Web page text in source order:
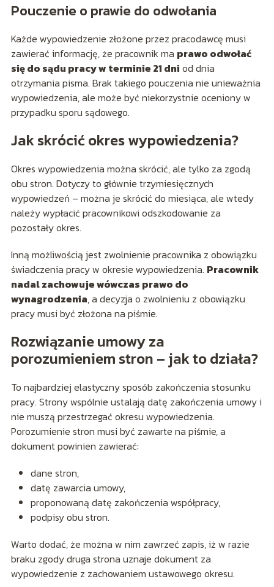
Pouczenie o prawie do odwołania
Każde wypowiedzenie złożone przez pracodawcę musi
zawierać informację, że pracownik ma prawo odwołać
się do sądu pracy w terminie 21 dni od dnia
otrzymania pisma. Brak takiego pouczenia nie unieważnia
wypowiedzenia, ale może być niekorzystnie oceniony w
przypadku sporu sądowego.
Jak skrócić okres wypowiedzenia?
Okres wypowiedzenia można skrócić, ale tylko za zgodą
obu stron. Dotyczy to głównie trzymiesięcznych
wypowiedzeń – można je skrócić do miesiąca, ale wtedy
należy wypłacić pracownikowi odszkodowanie za
pozostały okres.
Inną możliwością jest zwolnienie pracownika z obowiązku
świadczenia pracy w okresie wypowiedzenia. Pracownik
nadal zachowuje wówczas prawo do
wynagrodzenia, a decyzja o zwolnieniu z obowiązku
pracy musi być złożona na piśmie.
Rozwiązanie umowy za
porozumieniem stron – jak to działa?
To najbardziej elastyczny sposób zakończenia stosunku
pracy. Strony wspólnie ustalają datę zakończenia umowy i
nie muszą przestrzegać okresu wypowiedzenia.
Porozumienie stron musi być zawarte na piśmie, a
dokument powinien zawierać:
dane stron,
datę zawarcia umowy,
proponowaną datę zakończenia współpracy,
podpisy obu stron.
Warto dodać, że można w nim zawrzeć zapis, iż w razie
braku zgody druga strona uznaje dokument za
wypowiedzenie z zachowaniem ustawowego okresu.